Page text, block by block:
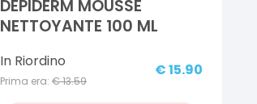
DEPIDERM MOUSSE
NETTOYANTE 100 ML
In Riordino
Prima era: €13.59
€15.90